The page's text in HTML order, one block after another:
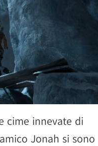
cime innevate di
Jonah si sono